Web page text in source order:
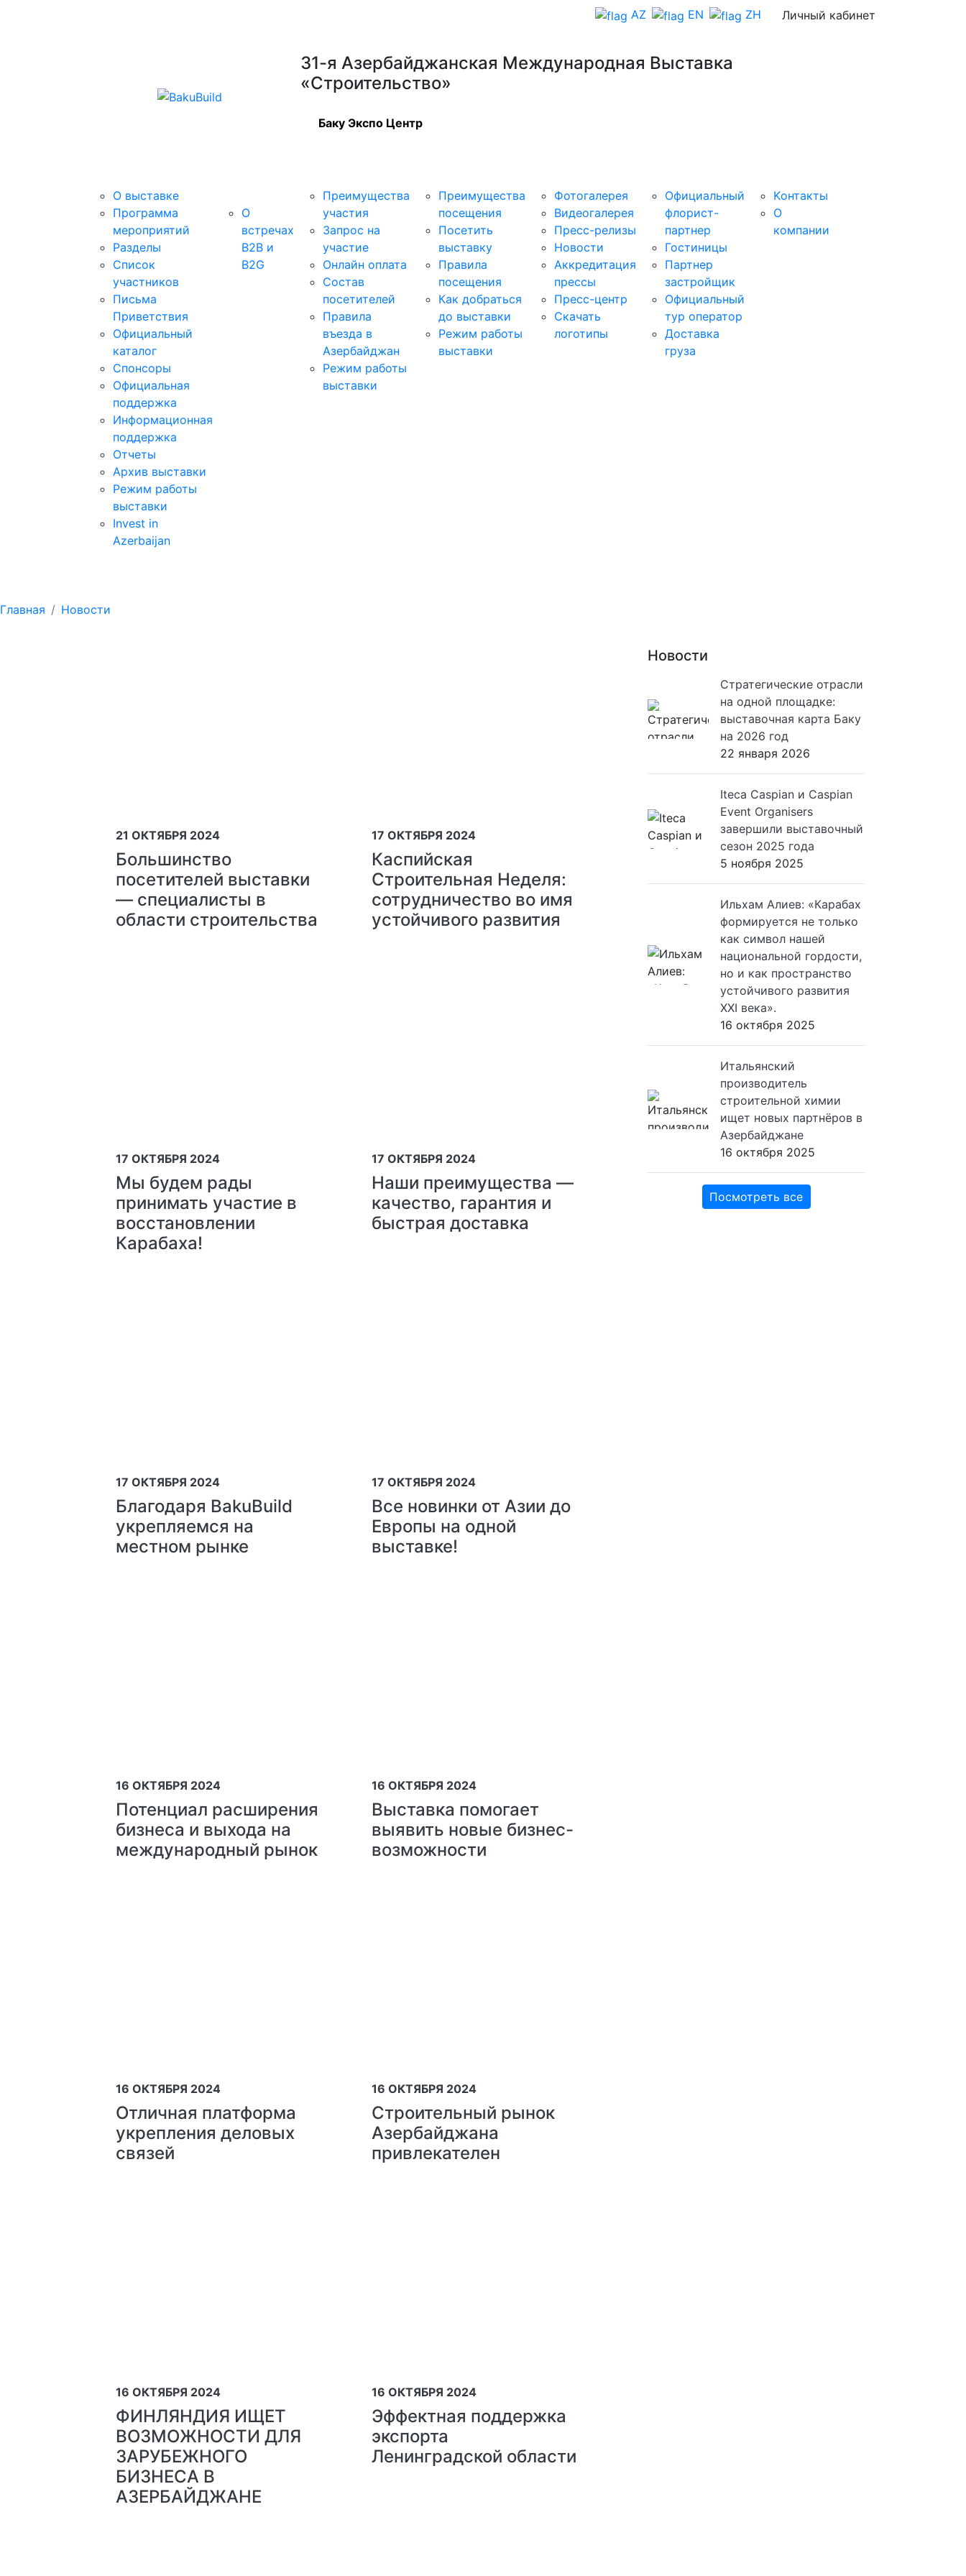
AZ EN ZH Личный кабинет
31-я Азербайджанская Международная Выставка
«Строительство»
Баку Экспо Центр
О выставке
Программа
мероприятий
Разделы
Список
участников
Письма
Приветствия
Официальный
каталог
Спонсоры
Официальная
поддержка
Информационная
поддержка
Отчеты
Архив выставки
Режим работы
выставки
Invest in
Azerbaijan
О
встречах
B2B и
B2G
Преимущества
участия
Запрос на
участие
Онлайн оплата
Состав
посетителей
Правила
въезда в
Азербайджан
Режим работы
выставки
Преимущества
посещения
Посетить
выставку
Правила
посещения
Как добраться
до выставки
Режим работы
выставки
Фотогалерея
Видеогалерея
Пресс-релизы
Новости
Аккредитация
прессы
Пресс-центр
Скачать
логотипы
Официальный
флорист-
партнер
Гостиницы
Партнер
застройщик
Официальный
тур оператор
Доставка
груза
Kонтакты
О
компании
Главная Новости
21 ОКТЯБРЯ 2024
Большинство
посетителей выставки
— специалисты в
области строительства
17 ОКТЯБРЯ 2024
Каспийская
Строительная Неделя:
сотрудничество во имя
устойчивого развития
17 ОКТЯБРЯ 2024
Мы будем рады
принимать участие в
восстановлении
Карабаха!
17 ОКТЯБРЯ 2024
Наши преимущества —
качество, гарантия и
быстрая доставка
17 ОКТЯБРЯ 2024
Благодаря BakuBuild
укрепляемся на
местном рынке
17 ОКТЯБРЯ 2024
Все новинки от Азии до
Европы на одной
выставке!
16 ОКТЯБРЯ 2024
Потенциал расширения
бизнеса и выхода на
международный рынок
16 ОКТЯБРЯ 2024
Выставка помогает
выявить новые бизнес-
возможности
16 ОКТЯБРЯ 2024
Отличная платформа
укрепления деловых
связей
16 ОКТЯБРЯ 2024
Строительный рынок
Азербайджана
привлекателен
16 ОКТЯБРЯ 2024
ФИНЛЯНДИЯ ИЩЕТ
ВОЗМОЖНОСТИ ДЛЯ
ЗАРУБЕЖНОГО
БИЗНЕСА В
АЗЕРБАЙДЖАНЕ
16 ОКТЯБРЯ 2024
Эффектная поддержка
экспорта
Ленинградской области
Новости
Стратегические отрасли
на одной площадке:
выставочная карта Баку
на 2026 год
22 января 2026
Iteca Caspian и Caspian
Event Organisers
завершили выставочный
сезон 2025 года
5 ноября 2025
Ильхам Алиев: «Карабах
формируется не только
как символ нашей
национальной гордости,
но и как пространство
устойчивого развития
XXI века».
16 октября 2025
Итальянский
производитель
строительной химии
ищет новых партнёров в
Азербайджане
16 октября 2025
Посмотреть все